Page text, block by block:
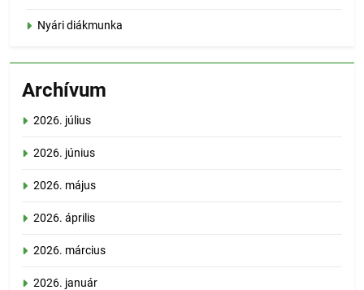
Nyári diákmunka
Archívum
2026. július
2026. június
2026. május
2026. április
2026. március
2026. január